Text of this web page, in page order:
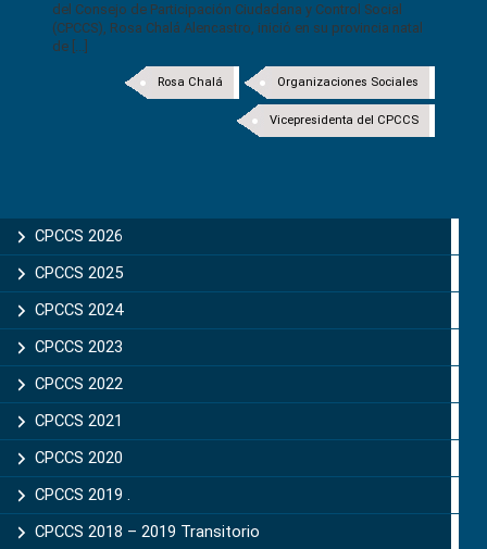
del Consejo de Participación Ciudadana y Control Social
(CPCCS), Rosa Chalá Alencastro, inició en su provincia natal
de [...]
Organizaciones Sociales
Rosa Chalá
Vicepresidenta del CPCCS
CPCCS 2026
CPCCS 2025
CPCCS 2024
CPCCS 2023
CPCCS 2022
CPCCS 2021
CPCCS 2020
CPCCS 2019 .
CPCCS 2018 – 2019 Transitorio